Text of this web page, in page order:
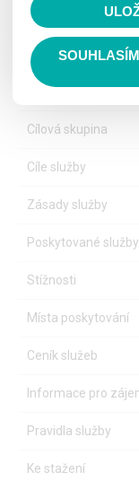
DOMOV PRO
Poslání
Cílová skupina
Cíle služby
Zásady služby
Poskytované služby
Stížnosti
Místa poskytování
Ceník služeb
Informace pro
Pravidla služby
Ke stažení